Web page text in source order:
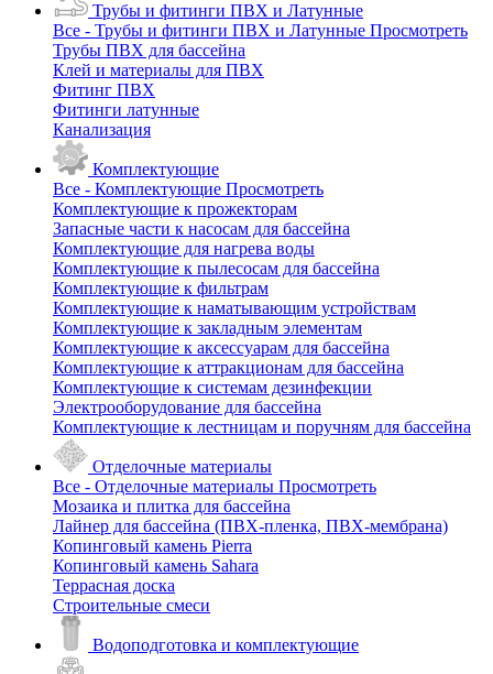
Трубы и фитинги ПВХ и Латунные
Все - Трубы и фитинги ПВХ и Латунные Просмотреть
Трубы ПВХ для бассейна
Клей и материалы для ПВХ
Фитинг ПВХ
Фитинги латунные
Канализация
Комплектующие
Все - Комплектующие Просмотреть
Комплектующие к прожекторам
Запасные части к насосам для бассейна
Комплектующие для нагрева воды
Комплектующие к пылесосам для бассейна
Комплектующие к фильтрам
Комплектующие к наматывающим устройствам
Комплектующие к закладным элементам
Комплектующие к аксессуарам для бассейна
Комплектующие к аттракционам для бассейна
Комплектующие к системам дезинфекции
Электрооборудование для бассейна
Комплектующие к лестницам и поручням для бассейна
Отделочные материалы
Все - Отделочные материалы Просмотреть
Мозаика и плитка для бассейна
Лайнер для бассейна (ПВХ-пленка, ПВХ-мембрана)
Копинговый камень Pierra
Копинговый камень Sahara
Террасная доска
Строительные смеси
Водоподготовка и комплектующие